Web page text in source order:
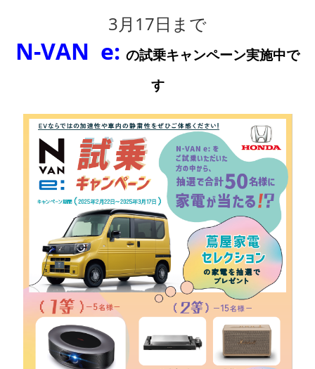
3月17日まで
N-VAN e: の試乗キャンペーン実施中で
す